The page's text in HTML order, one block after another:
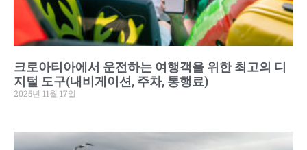
크로아티아에서 운전하는 여행객을 위한 최고의 디
지털 도구(내비게이션, 주차, 통행료)
2025년 11월 17일